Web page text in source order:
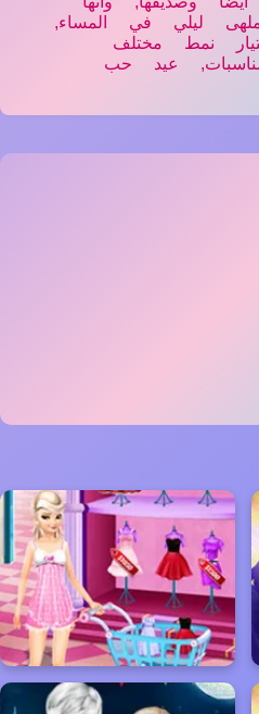
ليلي في المساء,
نمط مختلف
عيد حب